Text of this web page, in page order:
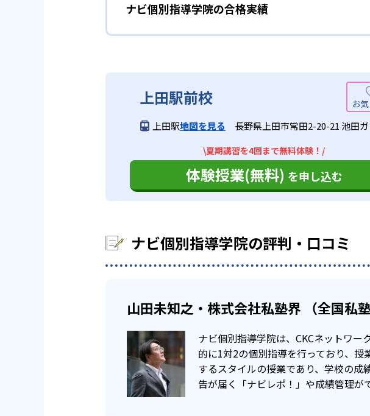
演習（自分で問題を解く）
確認・やり直し（答え合わせをして先生と内容
自習による反復学習（間違えた問題や類題は宿
学生は2回）は繰り返し解くことで、学力の定着を
02 オリジナルテキストは教科書
テキストは生徒に合わせて、オリジナル教材を用意。
ビスタ」を使用している。教科書の出版社別に作っ
で用意しており、反復学習に適した仕様となっている。
03 成績保証制度（中学生）がある
60点以上で入会の場合、その教科が80点以上
以上を達成できなかった場合は、その後の1学期間（
中学生 学校の成績を伸ばしたい子ども向け
ナビ個別指導学院で最も強みがあるのが中学生の学校
高校生 自分のペースで勉強した生徒向け
子ども一人ひとりに合わせた学習カリキュラム・勉強
スは、映像・個別授業の両方の授業を用意。
映像授業は、志望校や弱点にあわせてコンテンツを選
の授業の予習・復習、一人では解けない問題などにつ
ナビ個別指導学院のメリットは、手頃な授業料で個別
るだろう。
中学生については、地域の中学校の定期テスト対策
ナビ個別指導学院は、小学生コースの場合、基本はオ
のテキストによる授業ができない場合がある。詳細は
おり、幅広い科目をすべて受けたい場合には、制限があ
ナビ個別指導学院の合格実績
ナビ個別指導学院は、サイトでは合格実績は公開して
他、多数合格
※2022年3月、当社調べ
上田駅前校
上田駅地図を見る 長野県上田市常田2-20-21 池田
\夏期講習を4回まで無料体験！/
体験授業(無料) を申し込む
ナビ個別指導学院の評判・口コミ
山田未知之・株式会社私塾界 （全国私
ナビ個別指導学院は、CKCネットワ
的に1対2の個別指導を行っており、
するスタイルの授業であり、学校の
告が届く「ナビレポ！」や成績管理が